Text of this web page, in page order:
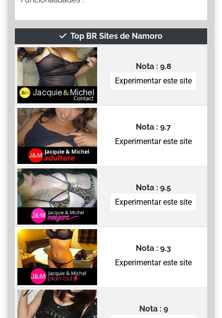
Top BR Sites de Namoro
Nota : 9.8
Experimentar este site
Nota : 9.7
Experimentar este site
Nota : 9.5
Experimentar este site
Nota : 9.3
Experimentar este site
Nota : 9